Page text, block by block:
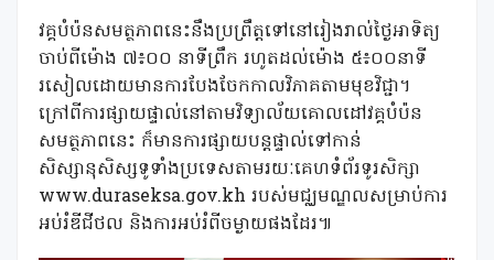
វគ្គបំប៉នសមត្ថភាពនេះនឹងប្រព្រឹត្តទៅនៅរៀងរាល់ថ្ងៃអាទិត្យ
ចាប់ពីម៉ោង ៧៖០០ នាទីព្រឹក រហូតដល់ម៉ោង ៥៖០០នាទី
រសៀលដោយមានការបែងចែកកាលវិភាគតាមមុខវិជ្ជា។
ក្រៅពីការផ្សាយផ្ទាល់នៅតាមវិទ្យាល័យគោលដៅវគ្គបំប៉ន
សមត្ថភាពនេះ ក៏មានការផ្សាយបន្តផ្ទាល់ទៅកាន់
សិស្សានុសិស្សទូទាំងប្រទេសតាមរយៈគេហទំព័រទូរសិក្សា
www.duraseksa.gov.kh របស់មជ្ឈមណ្ឌលសម្រាប់ការ
អប់រំឌីជីថល និងការអប់រំពីចម្ងាយផងដែរ៕